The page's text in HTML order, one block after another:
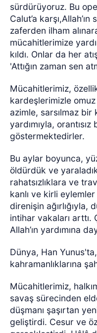
sürdürüyoruz. Bu
Calut’a
zaferden ilham
mücahitlerimize
kıldı. Onlar da her
'Attığın zaman sen
Mücahitlerimiz,
kardeşlerimizle
azimle, sarsılmaz bir
yardımıyla,
göstermektedirler.
Bu aylar boyunca,
öldürdük ve
rahatsızlıklara ve
kanlı ve kirli eylemler
direnişin ağırlığıyla,
intihar vakaları arttı.
Allah’ın yardımına
Dünya, Han
kahramanlıklarına
Mücahitlerimiz,
savaş sürecinden
düşmanı şaşırtan
geliştirdi. Cesur ve